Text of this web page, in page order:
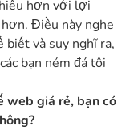
hơn với lợi
Điều này nghe
biết và suy nghĩ ra,
bạn ném đá tôi
web giá rẻ, bạn có